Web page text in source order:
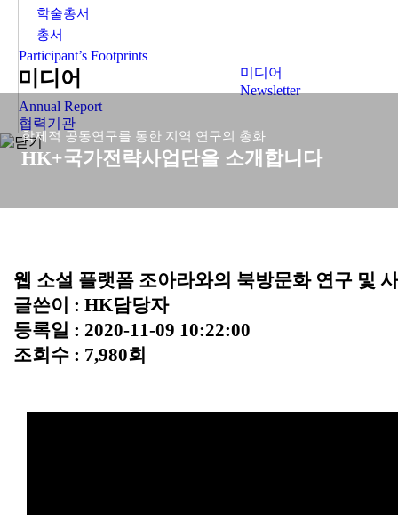
학술총서
총서
Participant’s Footprints
미디어
미디어
Newsletter
Annual Report
협력기관
학제적 공동연구를 통한 지역 연구의 총화
HK+국가전략사업단을 소개합니다
웹 소설 플랫폼 조아라와의 북방문화 연구 및
글쓴이 : HK담당자
등록일 : 2020-11-09 10:22:00
조회수 : 7,980회